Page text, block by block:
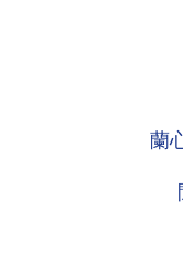
蘭